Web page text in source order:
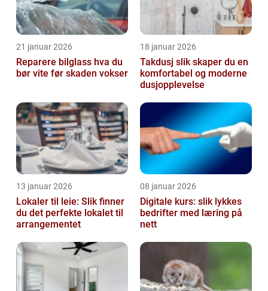
21 januar 2026
Reparere bilglass hva du
bør vite før skaden vokser
18 januar 2026
Takdusj slik skaper du en
komfortabel og moderne
dusjopplevelse
13 januar 2026
Lokaler til leie: Slik finner
du det perfekte lokalet til
arrangementet
08 januar 2026
Digitale kurs: slik lykkes
bedrifter med læring på
nett